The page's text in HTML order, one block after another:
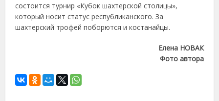
состоится турнир «Кубок шахтерской столицы»,
который носит статус республиканского. За
шахтерский трофей поборются и костанайцы.
Елена НОВАК
Фото автора